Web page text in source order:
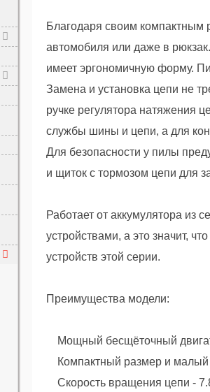
Благодаря своим компактным
автомобиля или даже в
имеет эргономичную форму.
Замена и установка цепи не
ручке регулятора натяжения
службы шины и цепи, а для
Для безопасности у пилы
и щиток с тормозом цепи для
Работает от аккумулятора из
устройствами, а это значит,
устройств этой серии.
Преимущества модели:
Мощный бесщёточный
Компактный размер и малый
Скорость вращения цепи -